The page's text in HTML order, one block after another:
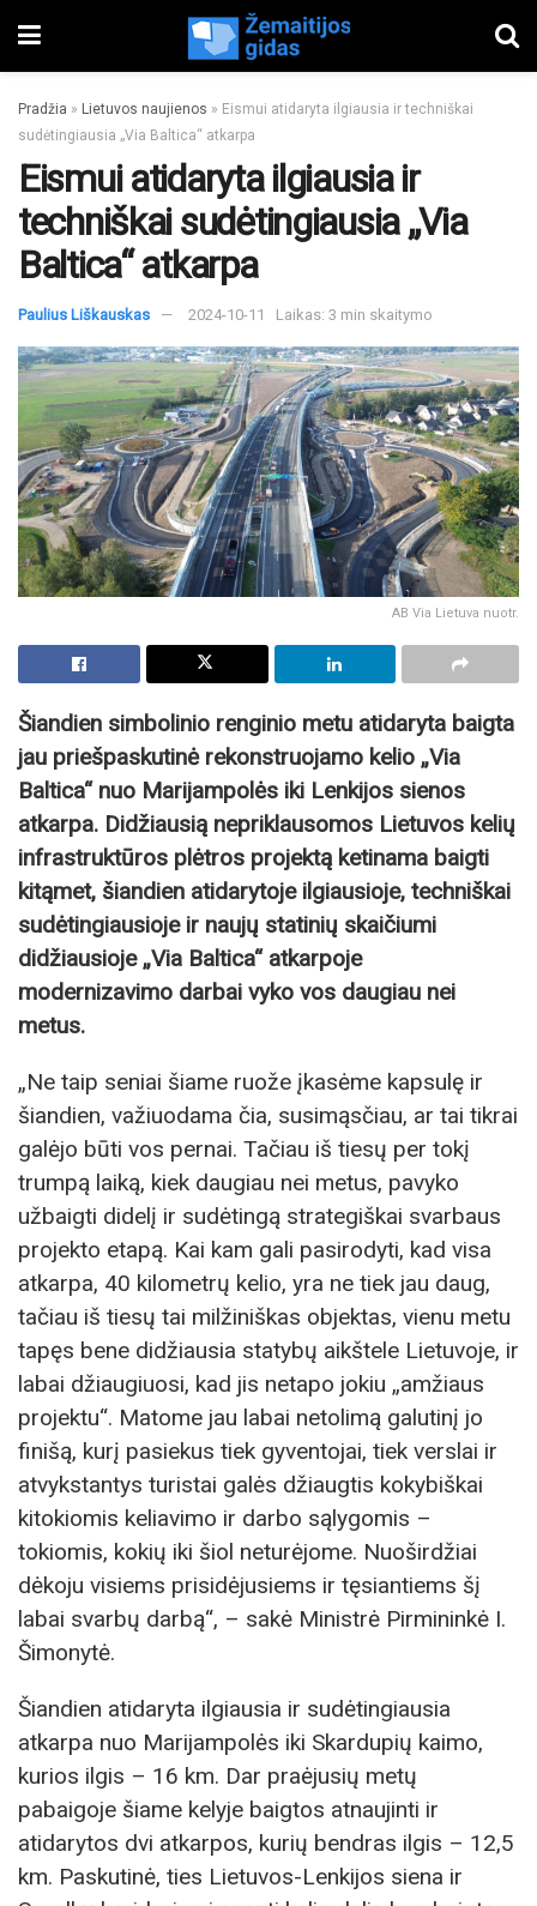
Pradžia » Lietuvos naujienos » Eismui atidaryta ilgiausia ir techniškai
sudėtingiausia „Via Baltica“ atkarpa
Eismui atidaryta ilgiausia ir
techniškai sudėtingiausia „Via
Baltica“ atkarpa
Paulius Liškauskas 2024-10-11 Laikas: 3 min skaitymo
AB Via Lietuva nuotr.
Šiandien simbolinio renginio metu atidaryta baigta
jau priešpaskutinė rekonstruojamo kelio „Via
Baltica“ nuo Marijampolės iki Lenkijos sienos
atkarpa. Didžiausią nepriklausomos Lietuvos kelių
infrastruktūros plėtros projektą ketinama baigti
kitąmet, šiandien atidarytoje ilgiausioje, techniškai
sudėtingiausioje ir naujų statinių skaičiumi
didžiausioje „Via Baltica“ atkarpoje
modernizavimo darbai vyko vos daugiau nei
metus.
„Ne taip seniai šiame ruože įkasėme kapsulę ir
šiandien, važiuodama čia, susimąsčiau, ar tai tikrai
galėjo būti vos pernai. Tačiau iš tiesų per tokį
trumpą laiką, kiek daugiau nei metus, pavyko
užbaigti didelį ir sudėtingą strategiškai svarbaus
projekto etapą. Kai kam gali pasirodyti, kad visa
atkarpa, 40 kilometrų kelio, yra ne tiek jau daug,
tačiau iš tiesų tai milžiniškas objektas, vienu metu
tapęs bene didžiausia statybų aikštele Lietuvoje, ir
labai džiaugiuosi, kad jis netapo jokiu „amžiaus
projektu“. Matome jau labai netolimą galutinį jo
finišą, kurį pasiekus tiek gyventojai, tiek verslai ir
atvykstantys turistai galės džiaugtis kokybiškai
kitokiomis keliavimo ir darbo sąlygomis –
tokiomis, kokių iki šiol neturėjome. Nuoširdžiai
dėkoju visiems prisidėjusiems ir tęsiantiems šį
labai svarbų darbą“, – sakė Ministrė Pirmininkė I.
Šimonytė.
Šiandien atidaryta ilgiausia ir sudėtingiausia
atkarpa nuo Marijampolės iki Skardupių kaimo,
kurios ilgis – 16 km. Dar praėjusių metų
pabaigoje šiame kelyje baigtos atnaujinti ir
atidarytos dvi atkarpos, kurių bendras ilgis – 12,5
km. Paskutinė, ties Lietuvos-Lenkijos siena ir